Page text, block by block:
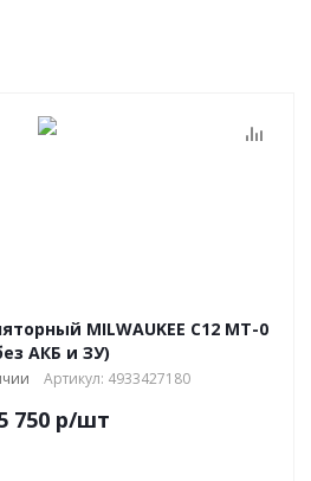
MILWAUKEE C12 MT-0
АКБ и ЗУ)
Артикул: 4933427180
750 р/шт